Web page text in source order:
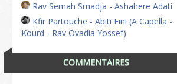
Rav Semah Smadja - Ashahere Adati
Kfir Partouche - Abiti Eini (A Capella -
Kourd - Rav Ovadia Yossef)
COMMENTAIRES